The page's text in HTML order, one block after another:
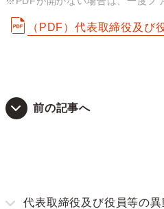
（PDF）代表取締役及び
前の記事へ
代表取締役及び役員等の